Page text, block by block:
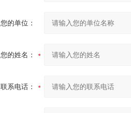
您的单位：
您的姓名：
联系电话：